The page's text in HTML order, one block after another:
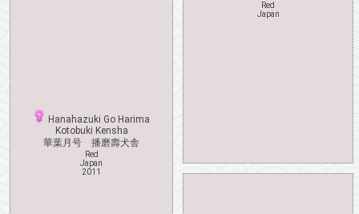
Hanahazuki Go Harima
Kotobuki Kensha
華葉月号 播磨壽犬舎
Red
Japan
2011
Red
Japan